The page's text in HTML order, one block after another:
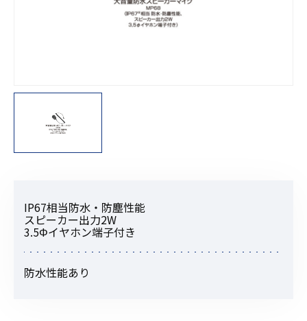
IP67相当防水・防塵性能
スピーカー出力2W
3.5Φイヤホン端子付き
防水性能あり